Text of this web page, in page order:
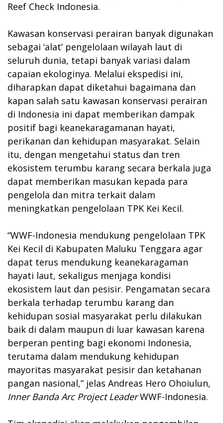
Reef Check Indonesia.
Kawasan konservasi perairan banyak digunakan
sebagai ‘alat’ pengelolaan wilayah laut di
seluruh dunia, tetapi banyak variasi dalam
capaian ekologinya. Melalui ekspedisi ini,
diharapkan dapat diketahui bagaimana dan
kapan salah satu kawasan konservasi perairan
di Indonesia ini dapat memberikan dampak
positif bagi keanekaragamanan hayati,
perikanan dan kehidupan masyarakat. Selain
itu, dengan mengetahui status dan tren
ekosistem terumbu karang secara berkala juga
dapat memberikan masukan kepada para
pengelola dan mitra terkait dalam
meningkatkan pengelolaan TPK Kei Kecil.
“WWF-Indonesia mendukung pengelolaan TPK
Kei Kecil di Kabupaten Maluku Tenggara agar
dapat terus mendukung keanekaragaman
hayati laut, sekaligus menjaga kondisi
ekosistem laut dan pesisir. Pengamatan secara
berkala terhadap terumbu karang dan
kehidupan sosial masyarakat perlu dilakukan
baik di dalam maupun di luar kawasan karena
berperan penting bagi ekonomi Indonesia,
terutama dalam mendukung kehidupan
mayoritas masyarakat pesisir dan ketahanan
pangan nasional,” jelas Andreas Hero Ohoiulun,
Inner Banda Arc Project LeaderWWF-Indonesia.